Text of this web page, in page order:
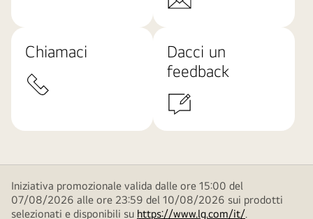
Chiamaci
Dacci un
feedback
Iniziativa promozionale valida dalle ore 15:00 del
07/08/2026 alle ore 23:59 del 10/08/2026 sui prodotti
selezionati e disponibili su https://www.lg.com/it/.